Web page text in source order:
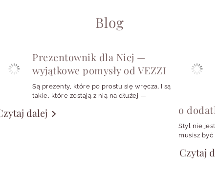
Blog
Prezentownik dla Niej —
wyjątkowe pomysły od VEZZI
Są prezenty, które po prostu się wręcza. I są
takie, które zostają z nią na dłużej —
w małym rytuale zakładania ulubionych
dalej
o
Styl nie jest
musisz być
chcesz
Czytaj